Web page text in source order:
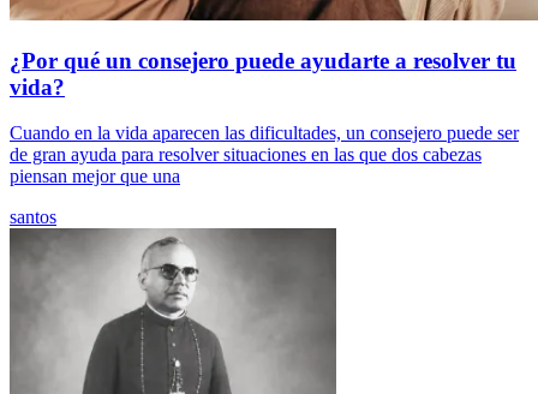
¿Por qué un consejero puede ayudarte a resolver tu
vida?
Cuando en la vida aparecen las dificultades, un consejero puede ser
de gran ayuda para resolver situaciones en las que dos cabezas
piensan mejor que una
santos